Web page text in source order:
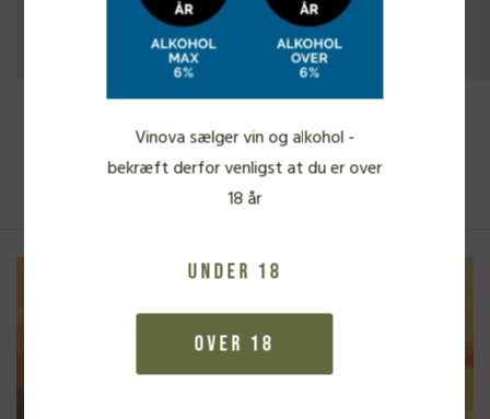
280,00
Se alle vine
Vinova sælger vin og alkohol -
bekræft derfor venligst at du er over
18 år
Under 18
Over 18